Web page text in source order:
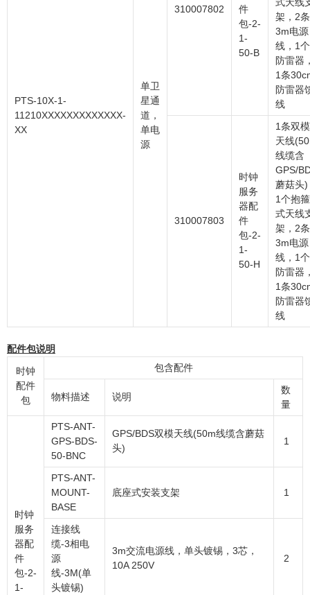
PTS-10X-1-
11210XXXXXXXXXXXXX-
XX
单卫
星通
道，
单电
源
310007802
件
包-2-
1-
50-B
架，2条
3m电源
线，1个
防雷器
1条
防雷器
线
310007803
时钟
服务
器配
件
包-2-
1-
50-H
1条双模
天线
线缆含
GPS/
蘑菇头)
1个抱箍
式天线
架，2条
3m电源
线，1个
防雷器
1条
防雷器
线
配件包说明
时钟
配件
包
包含配件
物料描述 说明
数
量
时钟
服务
器配
件
包-2-
1-
PTS-ANT-
GPS-BDS-
50-BNC
GPS/BDS双模天线(50m线缆含蘑菇
头)
1
PTS-ANT-
MOUNT-
BASE
底座式安装支架 1
连接线
缆-3相电
源
线-3M(单
头镀锡)
3m交流电源线，单头镀锡，3芯，
10A 250V
2